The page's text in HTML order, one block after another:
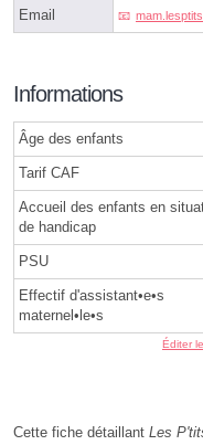
Email
Informations
Âge des enfants
Tarif CAF
Accueil des enfants en
de handicap
PSU
Effectif d'assistant•e•s
maternel•le•s
Éditer
Cette fiche détaillant Les